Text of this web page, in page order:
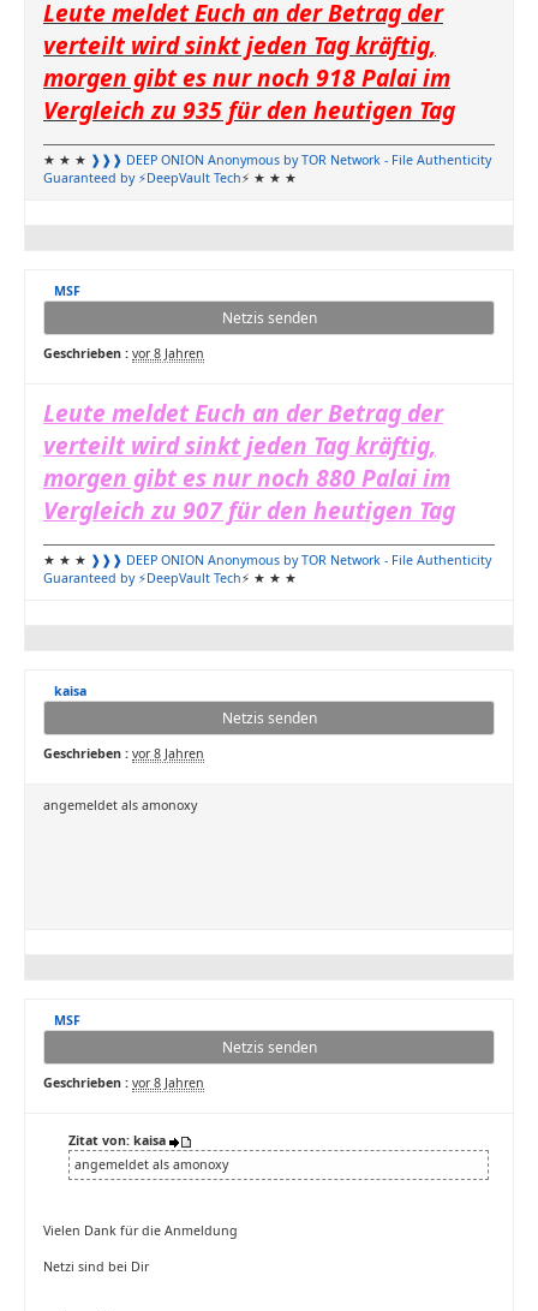
Leute meldet Euch an der Betrag der
verteilt wird sinkt jeden Tag kräftig,
morgen gibt es nur noch 918 Palai im
Vergleich zu 935 für den heutigen Tag
★ ★ ★ ❱❱❱ DEEP ONION Anonymous by TOR Network - File Authenticity
Guaranteed by ⚡DeepVault Tech⚡ ★ ★ ★
MSF
Netzis senden
Geschrieben : vor 8 Jahren
Leute meldet Euch an der Betrag der
verteilt wird sinkt jeden Tag kräftig,
morgen gibt es nur noch 880 Palai im
Vergleich zu 907 für den heutigen Tag
★ ★ ★ ❱❱❱ DEEP ONION Anonymous by TOR Network - File Authenticity
Guaranteed by ⚡DeepVault Tech⚡ ★ ★ ★
kaisa
Netzis senden
Geschrieben : vor 8 Jahren
angemeldet als amonoxy
MSF
Netzis senden
Geschrieben : vor 8 Jahren
Zitat von: kaisa
angemeldet als amonoxy
Vielen Dank für die Anmeldung
Netzi sind bei Dir